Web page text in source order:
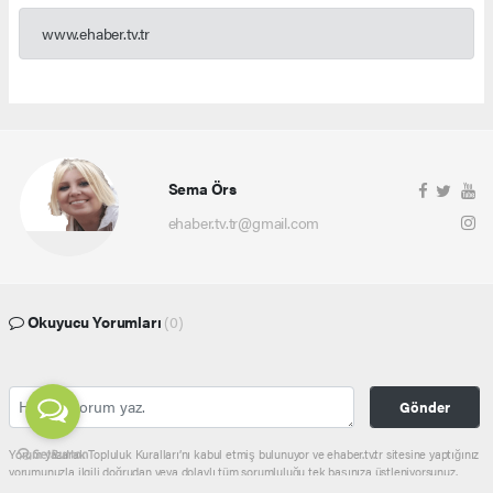
www.ehaber.tv.tr
Sema Örs
ehaber.tv.tr@gmail.com
Okuyucu Yorumları (0)
Gönder
Yorum yazarak Topluluk Kuralları’nı kabul etmiş bulunuyor ve ehaber.tv.tr sitesine yaptığınız
yorumunuzla ilgili doğrudan veya dolaylı tüm sorumluluğu tek başınıza üstleniyorsunuz.